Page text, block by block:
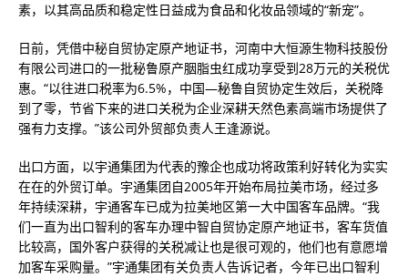
素，以其高品质和稳定性日益成为食品和化妆品领域的“新宠”。
日前，凭借中秘自贸协定原产地证书，河南中大恒源生物科技股份
有限公司进口的一批秘鲁原产胭脂虫红成功享受到28万元的关税优
惠。“以往进口税率为6.5%，中国—秘鲁自贸协定生效后，关税降
到了零，节省下来的进口关税为企业深耕天然色素高端市场提供了
强有力支撑。”该公司外贸部负责人王逢源说。
出口方面，以宇通集团为代表的豫企也成功将政策利好转化为实实
在在的外贸订单。宇通集团自2005年开始布局拉美市场，经过多
年持续深耕，宇通客车已成为拉美地区第一大中国客车品牌。“我
们一直为出口智利的客车办理中智自贸协定原产地证书，客车货值
比较高，国外客户获得的关税减让也是很可观的，他们也有意愿增
加客车采购量。”宇通集团有关负责人告诉记者，今年已出口智利